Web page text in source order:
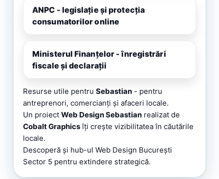
ANPC - legislație și protecția
consumatorilor online
Ministerul Finanțelor - înregistrări
fiscale și declarații
Resurse utile pentru Sebastian - pentru
antreprenori, comercianți și afaceri locale.
Un proiect Web Design Sebastian realizat de
Cobalt Graphicsîți crește vizibilitatea în căutările
locale.
Descoperă și hub-ul Web Design București
Sector 5 pentru extindere strategică.